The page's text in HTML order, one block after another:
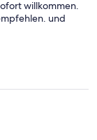
willkommen.
und